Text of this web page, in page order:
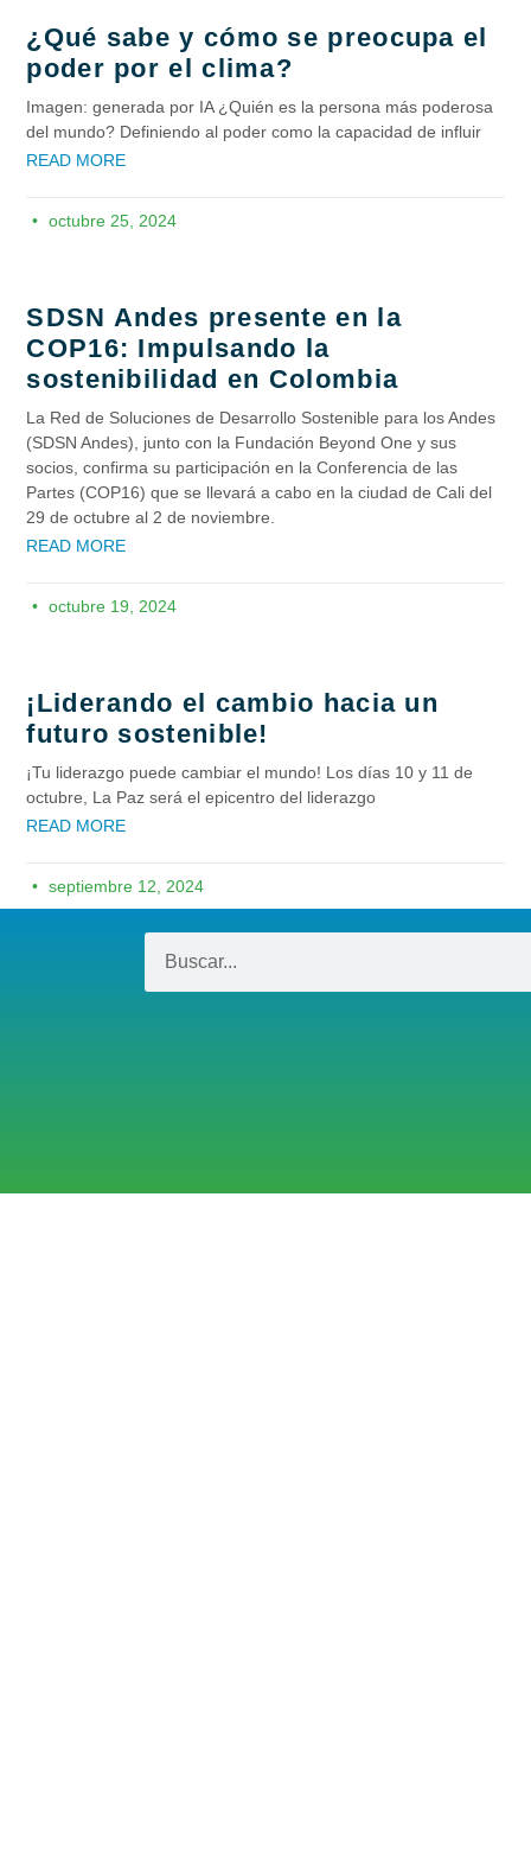
¿Qué sabe y cómo se preocupa el
poder por el clima?
Imagen: generada por IA ¿Quién es la persona más poderosa
del mundo? Definiendo al poder como la capacidad de influir
READ MORE
octubre 25, 2024
SDSN Andes presente en la
COP16: Impulsando la
sostenibilidad en Colombia
La Red de Soluciones de Desarrollo Sostenible para los Andes
(SDSN Andes), junto con la Fundación Beyond One y sus
socios, confirma su participación en la Conferencia de las
Partes (COP16) que se llevará a cabo en la ciudad de Cali del
29 de octubre al 2 de noviembre.
READ MORE
octubre 19, 2024
¡Liderando el cambio hacia un
futuro sostenible!​
¡Tu liderazgo puede cambiar el mundo! Los días 10 y 11 de
octubre, La Paz será el epicentro del liderazgo
READ MORE
septiembre 12, 2024